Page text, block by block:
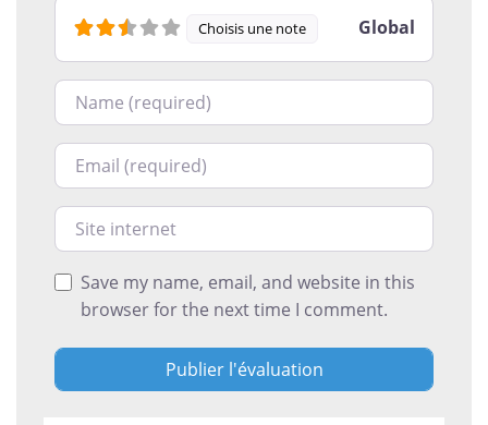
Choisis une note Global
Nom
Courriel
Site internet
Save my name, email, and website in this
browser for the next time I comment.